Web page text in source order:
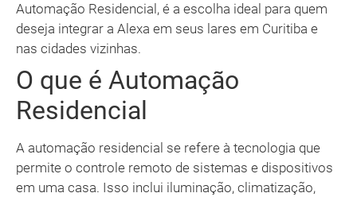
Automação Residencial, é a escolha ideal para quem
deseja integrar a Alexa em seus lares em Curitiba e
nas cidades vizinhas.
O que é Automação
Residencial
A automação residencial se refere à tecnologia que
permite o controle remoto de sistemas e dispositivos
em uma casa. Isso inclui iluminação, climatização,